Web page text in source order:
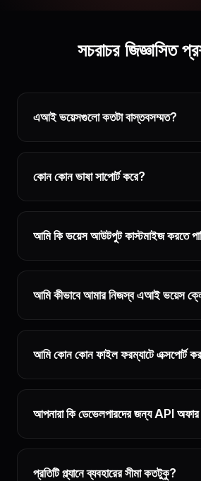
সচরাচর জিজ্ঞাসিত
এআই ভয়েসগুলো কতটা বাস্তবসম্মত?
কোন কোন ভাষা সাপোর্ট করে?
আমি কি ভয়েস আউটপুট কাস্টমাইজ করতে
আমি কীভাবে আমার নিজস্ব এআই ভয়েস
আমি কোন কোন ফাইল ফরম্যাটে এক্সপোর্ট
আপনারা কি ডেভেলপারদের জন্য API
প্রতিটি প্ল্যানে ব্যবহারের সীমা কতটুকু?